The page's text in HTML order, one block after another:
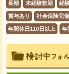
長期 未経験歓迎 経
賞与あり 社会保険完備
年間休日110日以上 年